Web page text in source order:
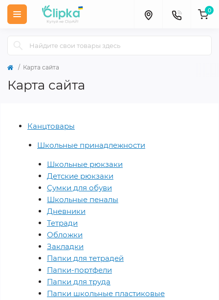
0
Карта сайта
Карта сайта
Канцтовары
Школьные принадлежности
Школьные рюкзаки
Детские рюкзаки
Сумки для обуви
Школьные пеналы
Дневники
Тетради
Обложки
Закладки
Папки для тетрадей
Папки-портфели
Папки для труда
Папки школьные пластиковые